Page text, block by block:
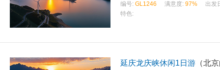
编号: GL1246 满意度: 97%
出发
特色:
延庆龙庆峡休闲1日游 （北